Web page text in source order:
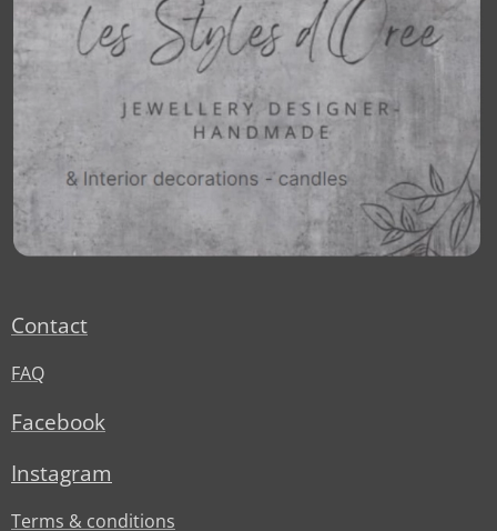
Contact
FAQ
Facebook
Instagram
Terms & conditions